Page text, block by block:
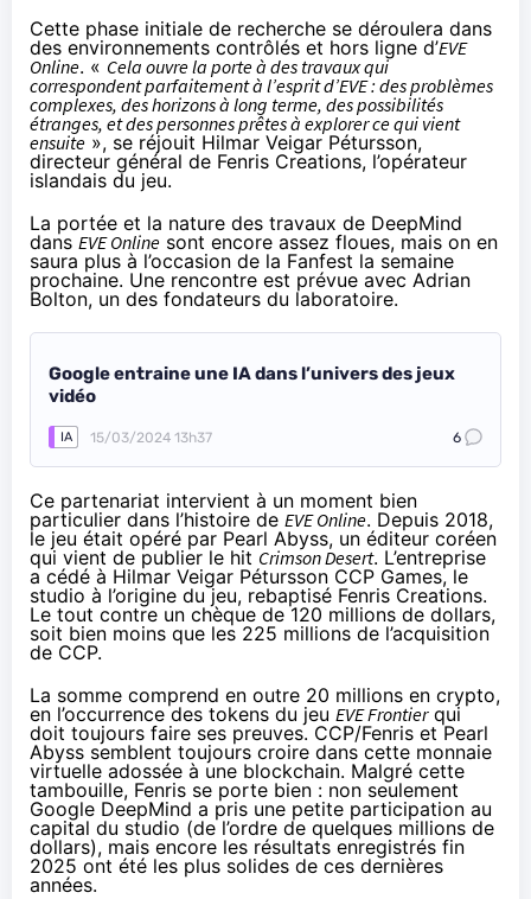
Cette phase initiale de recherche se déroulera dans
des environnements contrôlés et hors ligne d’EVE
Online. « Cela ouvre la porte à des travaux qui
correspondent parfaitement à l’esprit d’EVE : des problèmes
complexes, des horizons à long terme, des possibilités
étranges, et des personnes prêtes à explorer ce qui vient
ensuite », se réjouit Hilmar Veigar Pétursson,
directeur général de Fenris Creations, l’opérateur
islandais du jeu.
La portée et la nature des travaux de DeepMind
dans EVE Online sont encore assez floues, mais on en
saura plus à l’occasion de la Fanfest la semaine
prochaine. Une rencontre est prévue avec Adrian
Bolton, un des fondateurs du laboratoire.
Google entraine une IA dans l’univers des jeux
vidéo
IA 15/03/2024 13h37 6
Ce partenariat intervient à un moment bien
particulier dans l’histoire de EVE Online. Depuis 2018,
le jeu était opéré par Pearl Abyss, un éditeur coréen
qui vient de publier le hit Crimson Desert. L’entreprise
a cédé à Hilmar Veigar Pétursson CCP Games, le
studio à l’origine du jeu, rebaptisé Fenris Creations.
Le tout contre un chèque de 120 millions de dollars,
soit bien moins que les 225 millions de l’acquisition
de CCP.
La somme comprend en outre 20 millions en crypto,
en l’occurrence des tokens du jeu EVE Frontierqui
doit toujours faire ses preuves. CCP/Fenris et Pearl
Abyss semblent toujours croire dans cette monnaie
virtuelle adossée à une blockchain. Malgré cette
tambouille, Fenris se porte bien : non seulement
Google DeepMind a pris une petite participation au
capital du studio (de l’ordre de quelques millions de
dollars), mais encore les résultats enregistrés fin
2025 ont été les plus solides de ces dernières
années.